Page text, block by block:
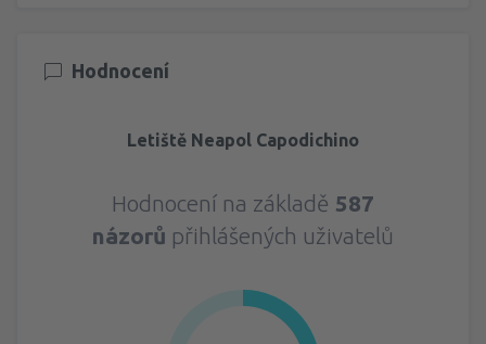
Hodnocení
Letiště Neapol Capodichino
Hodnocení na základě 587
názorů přihlášených uživatelů